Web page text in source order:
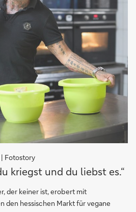
Fotostory
kriegst und du liebst es.“
der keiner ist, erobert mit
den hessischen Markt für vegane